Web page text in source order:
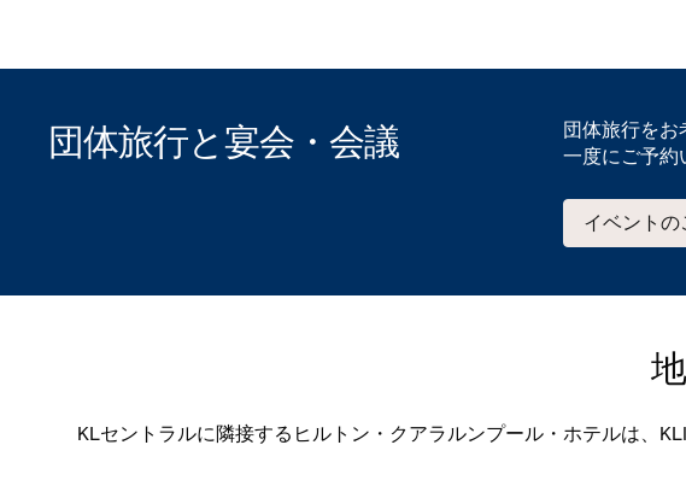
団体旅行と宴会・会議
団体旅行を
一度にご予約
イベントの
KLセントラルに隣接するヒルトン・クアラルンプール・ホテルは、